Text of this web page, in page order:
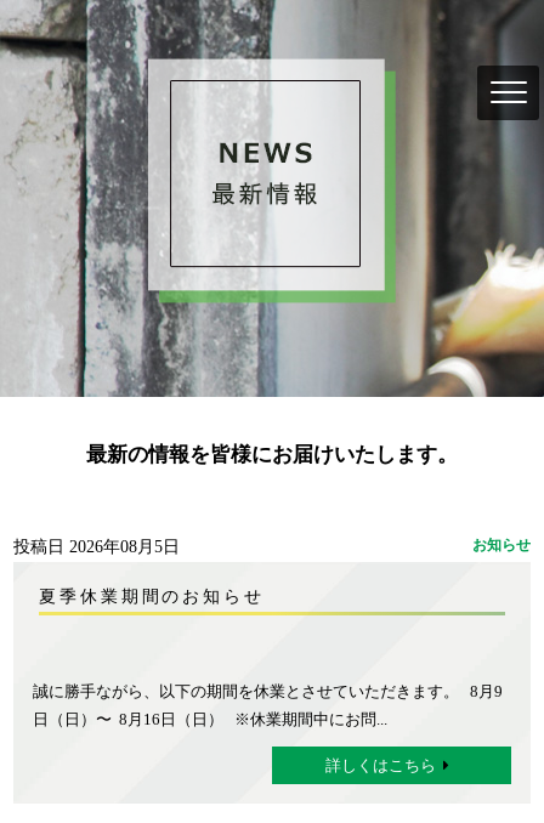
最新の情報を皆様にお届けいたします。
投稿日 2026年08月5日 お知らせ
夏季休業期間のお知らせ
誠に勝手ながら、以下の期間を休業とさせていただきます。 8月9
日（日）〜 8月16日（日） ※休業期間中にお問...
詳しくはこちら